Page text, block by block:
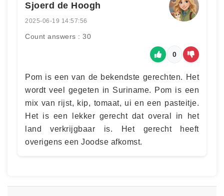
Sjoerd de Hoogh
2025-06-19 14:57:56
Count answers : 30
0
Pom is een van de bekendste gerechten. Het
wordt veel gegeten in Suriname. Pom is een
mix van rijst, kip, tomaat, ui en een pasteitje.
Het is een lekker gerecht dat overal in het
land verkrijgbaar is. Het gerecht heeft
overigens een Joodse afkomst.